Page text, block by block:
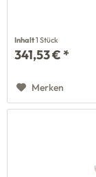
Inhalt1 Stück
341,53 € *
Merken